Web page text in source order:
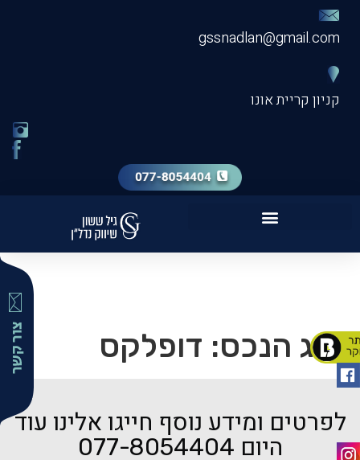
gssnadlan@gmail.com
קניון קריית אונו
סוג הנכס: דופלקס
לפרטים ומידע נוסף חייגו אלינו עוד
היום 077-8054404